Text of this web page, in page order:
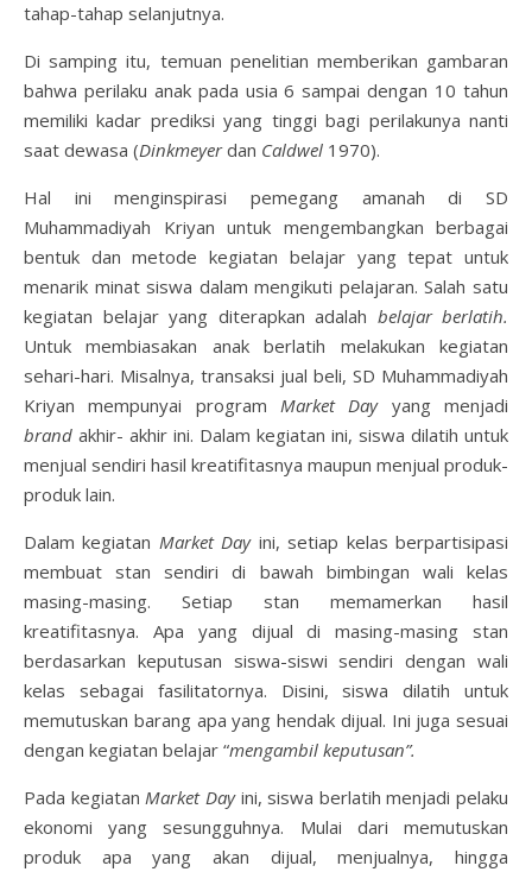
tahap-tahap selanjutnya.
Di samping itu, temuan penelitian memberikan gambaran
bahwa perilaku anak pada usia 6 sampai dengan 10 tahun
memiliki kadar prediksi yang tinggi bagi perilakunya nanti
saat dewasa (Dinkmeyerdan Caldwel 1970).
Hal ini menginspirasi pemegang amanah di SD
Muhammadiyah Kriyan untuk mengembangkan berbagai
bentuk dan metode kegiatan belajar yang tepat untuk
menarik minat siswa dalam mengikuti pelajaran. Salah satu
kegiatan belajar yang diterapkan adalah belajar berlatih.
Untuk membiasakan anak berlatih melakukan kegiatan
sehari-hari. Misalnya, transaksi jual beli, SD Muhammadiyah
Kriyan mempunyai program Market Day yang menjadi
brand akhir- akhir ini. Dalam kegiatan ini, siswa dilatih untuk
menjual sendiri hasil kreatifitasnya maupun menjual produk-
produk lain.
Dalam kegiatan Market Day ini, setiap kelas berpartisipasi
membuat stan sendiri di bawah bimbingan wali kelas
masing-masing. Setiap stan memamerkan hasil
kreatifitasnya. Apa yang dijual di masing-masing stan
berdasarkan keputusan siswa-siswi sendiri dengan wali
kelas sebagai fasilitatornya. Disini, siswa dilatih untuk
memutuskan barang apa yang hendak dijual. Ini juga sesuai
dengan kegiatan belajar “mengambil keputusan”.
Pada kegiatanMarket Day ini, siswa berlatih menjadi pelaku
ekonomi yang sesungguhnya. Mulai dari memutuskan
produk apa yang akan dijual, menjualnya, hingga